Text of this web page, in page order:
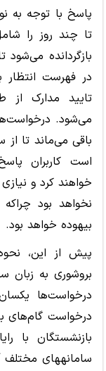
پاسخ با توجه به
تا چند روز را
بازگردانده
در فهرست انتظار
تایید مدارک از
می‌شود.
باقی می‌ماند تا
است کاربران
خواهند کرد و
نخواهد بود
بیهوده خواهد بود.
پیش از این،
بروشوری به زبان
درخواست‌ها
درخواست گام‌های
بازنشستگان با
سامانههای مختلف